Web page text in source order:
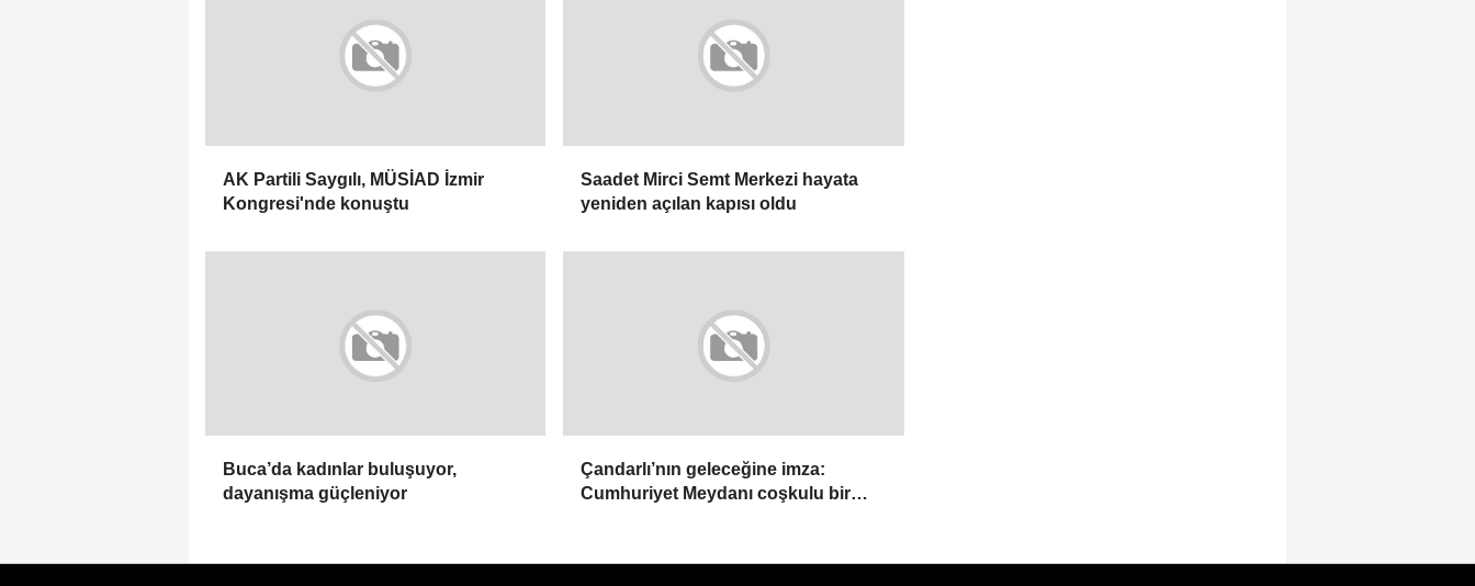
AK Partili Saygılı, MÜSİAD İzmir
Kongresi'nde konuştu
Saadet Mirci Semt Merkezi hayata
yeniden açılan kapısı oldu
Buca’da kadınlar buluşuyor,
dayanışma güçleniyor
Çandarlı’nın geleceğine imza:
Cumhuriyet Meydanı coşkulu bir